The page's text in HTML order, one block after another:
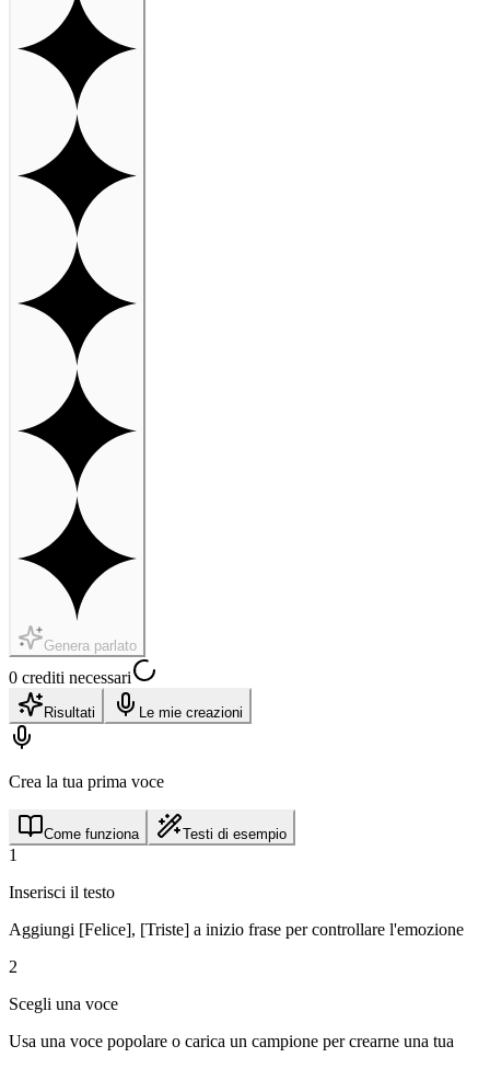
Genera parlato
0 crediti necessari
Risultati Le mie creazioni
Crea la tua prima voce
Come funziona Testi di esempio
1
Inserisci il testo
Aggiungi [Felice], [Triste] a inizio frase per controllare l'emozione
2
Scegli una voce
Usa una voce popolare o carica un campione per crearne una tua